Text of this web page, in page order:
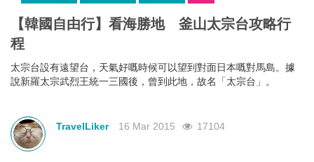
【韓國自由行】看海勝地 釜山太宗台攻略行
程
太宗台設有遠望台，天氣好嘅時候可以望到對面日本嘅對馬島。據
說新羅太宗武烈王統一三國後，曾到此地，故名「太宗台」。
TravelLiker 16 Mar 2015 17104